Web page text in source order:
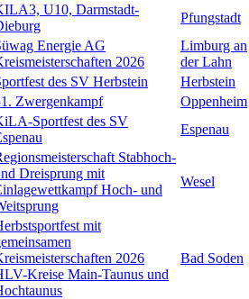
U10, Darmstadt-
Pfungstadt
Energie AG
2026
Limburg an
der Lahn
des SV Herbstein
Herbstein
Zwergenkampf
Oppenheim
Sportfest des SV
Espenau
Stabhoch-
Dreisprung mit
Hoch- und
Wesel
mit
2026
Kreise Main-Taunus und
Bad Soden